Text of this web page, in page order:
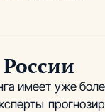
имеет уже